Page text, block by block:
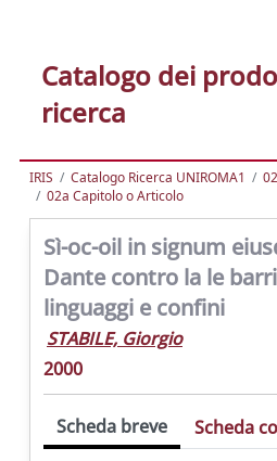
Catalogo dei
ricerca
IRIS Catalogo Ricerca UNIROMA1
02a Capitolo o Articolo
Sì-oc-oil in signum
Dante contro la le
linguaggi e confini
STABILE, Giorgio
2000
Scheda breve Scheda